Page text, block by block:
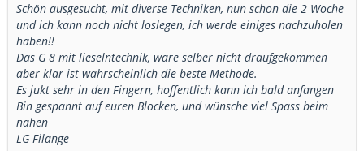
Schön ausgesucht, mit diverse Techniken, nun schon die 2 Woche
und ich kann noch nicht loslegen, ich werde einiges nachzuholen
haben!!
Das G 8 mit lieselntechnik, wäre selber nicht draufgekommen
aber klar ist wahrscheinlich die beste Methode.
Es jukt sehr in den Fingern, hoffentlich kann ich bald anfangen
Bin gespannt auf euren Blocken, und wünsche viel Spass beim
nähen
LG Filange